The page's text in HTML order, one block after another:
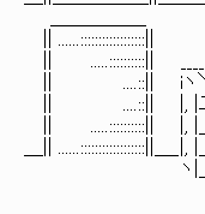
||
||
|| ....::|| iヽ＼/
|| ....::|| |, |二
|| .....::::::::::||
＿||
ヽ|＿＿